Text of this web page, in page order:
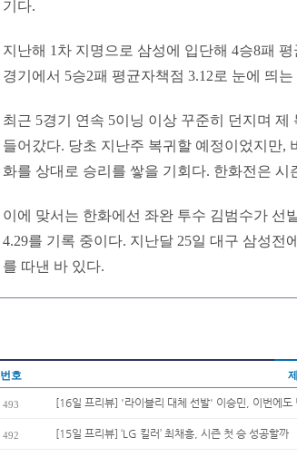
기다.
지난해 1차 지명으로 삼성에 입단해 4승8패
경기에서 5승2패 평균자책점 3.12로 눈에 띄
최근 5경기 연속 5이닝 이상 꾸준히 던지며
들어갔다. 당초 지난주 복귀할 예정이었지만,
화를 상대로 승리를 쌓을 기회다. 한화전은 시
이에 맞서는 한화에선 좌완 투수 김범수가 선
4.29를 기록 중이다. 지난달 25일 대구 삼성전
를 따낸 바 있다.
번호
493 [16일 프리뷰] '라이블리 대체 선발' 이승민, 이번에도
492 [15일 프리뷰] ‘LG 킬러’ 최채흥, 시즌 첫 승 성공할까